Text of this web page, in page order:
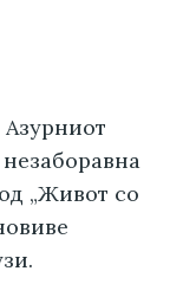
„Живот со